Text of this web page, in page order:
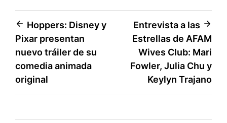
Post
navigation
Hoppers: Disney y
Pixar presentan
nuevo tráiler de su
comedia animada
original
Entrevista a las
Estrellas de AFAM
Wives Club: Mari
Fowler, Julia Chu y
Keylyn Trajano